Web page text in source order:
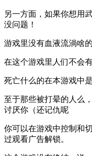
另一方面，如果你想用
没问题！
游戏里没有血液流淌啥
在这个游戏里人们不会
死亡什么的在本游戏中
至于那些被打晕的人么
讨厌你（还记仇呢
你可以在游戏中控制和
过观看广告解锁。